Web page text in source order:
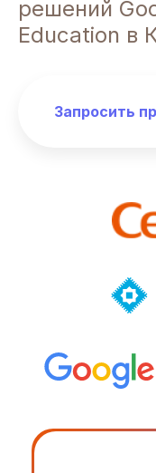
решений
Education в
Запросить